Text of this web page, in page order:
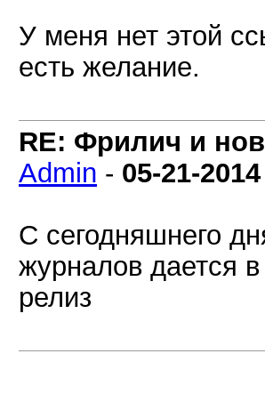
У меня нет этой
есть желание.
RE: Фрилич и
Admin - 05-21-2014
С сегодняшнего
журналов дается
релиз